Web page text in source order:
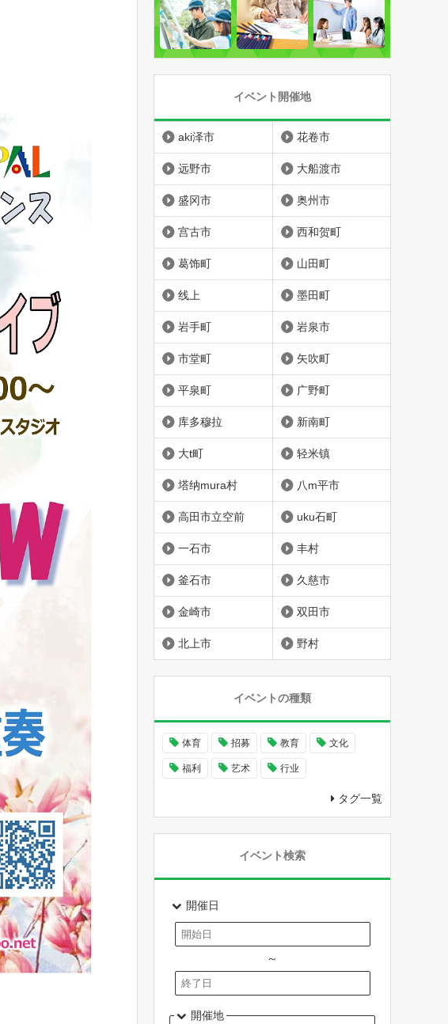
イベント開催地
aki泽市 花卷市
远野市 大船渡市
盛冈市 奥州市
宫古市 西和贺町
葛饰町 山田町
线上 墨田町
岩手町 岩泉市
市堂町 矢吹町
平泉町 广野町
库多穆拉 新南町
大t町 轻米镇
塔纳mura村 八m平市
高田市立空前 uku石町
一石市 丰村
釜石市 久慈市
金崎市 双田市
北上市 野村
イベントの種類
体育 招募 教育 文化
福利 艺术 行业
タグ一覧
イベント検索
開催日
～
開催地